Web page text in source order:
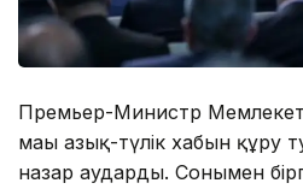
Премьер-Министр
маңы азық-түлік хабын құру
назар аударды. Сонымен